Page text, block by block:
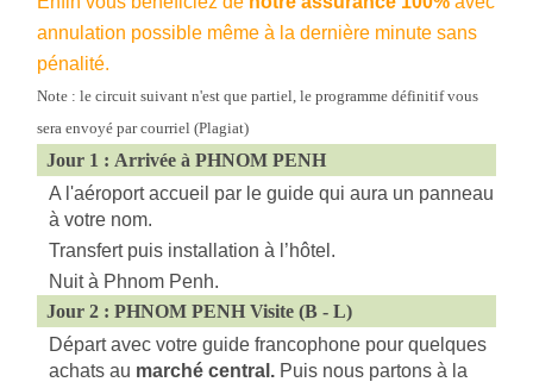
annulation possible même à la dernière minute sans
pénalité.
Note : le circuit suivant n'est que partiel, le programme définitif vous
sera envoyé par courriel (Plagiat)
Jour 1 : Arrivée àPHNOM PENH
A l'aéroport accueil par le guide qui aura un panneau
à votre nom.
Transfert puis installation à l’hôtel.
Nuit à Phnom Penh.
Jour 2 : PHNOM PENH Visite (B - L)
Départ avec votre guide francophone pour quelques
achats au marché central. Puis nous partons à la